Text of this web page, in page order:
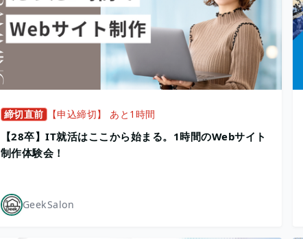
締切直前 【申込締切】 あと1時間
【28卒】IT就活はここから始まる。1時間のWebサイト
制作体験会！
GeekSalon